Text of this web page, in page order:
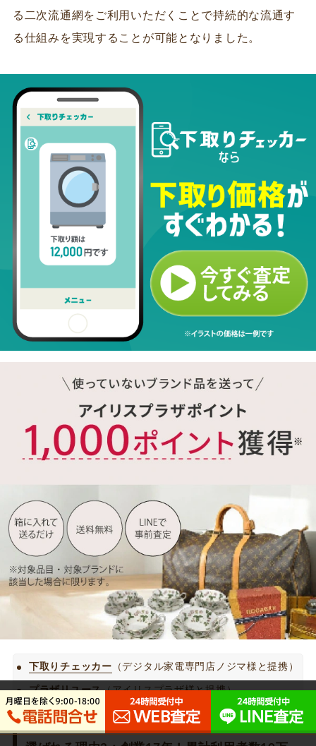
る二次流通網をご利用いただくことで持続的な流通す
る仕組みを実現することが可能となりました。
下取りチェッカー （デジタル家電専門店ノジマ様と提携）
プラザリユース（アイリスプラザ様と提携）